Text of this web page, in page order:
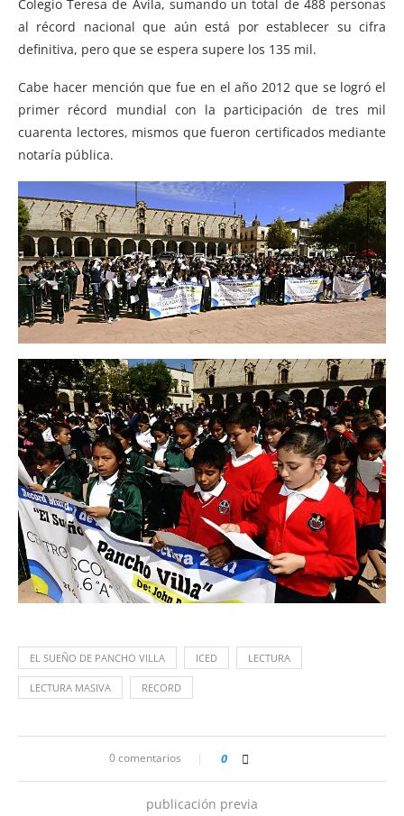
Colegio Teresa de Ávila, sumando un total de 488 personas
al récord nacional que aún está por establecer su cifra
definitiva, pero que se espera supere los 135 mil.
Cabe hacer mención que fue en el año 2012 que se logró el
primer récord mundial con la participación de tres mil
cuarenta lectores, mismos que fueron certificados mediante
notaría pública.
EL SUEÑO DE PANCHO VILLA ICED LECTURA
LECTURA MASIVA RECORD
0 comentarios 0
publicación previa